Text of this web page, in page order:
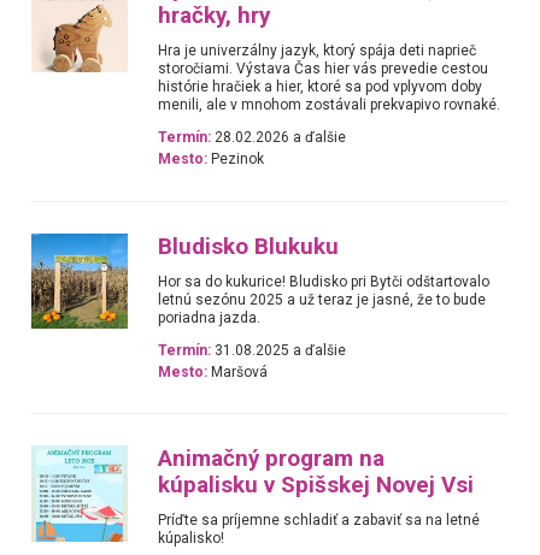
hračky, hry
Hra je univerzálny jazyk, ktorý spája deti naprieč
storočiami. Výstava Čas hier vás prevedie cestou
histórie hračiek a hier, ktoré sa pod vplyvom doby
menili, ale v mnohom zostávali prekvapivo rovnaké.
Termín: 28.02.2026 a ďalšie
Mesto: Pezinok
Bludisko Blukuku
Hor sa do kukurice! Bludisko pri Bytči odštartovalo
letnú sezónu 2025 a už teraz je jasné, že to bude
poriadna jazda.
Termín: 31.08.2025 a ďalšie
Mesto: Maršová
Animačný program na
kúpalisku v Spišskej Novej Vsi
Príďte sa príjemne schladiť a zabaviť sa na letné
kúpalisko!